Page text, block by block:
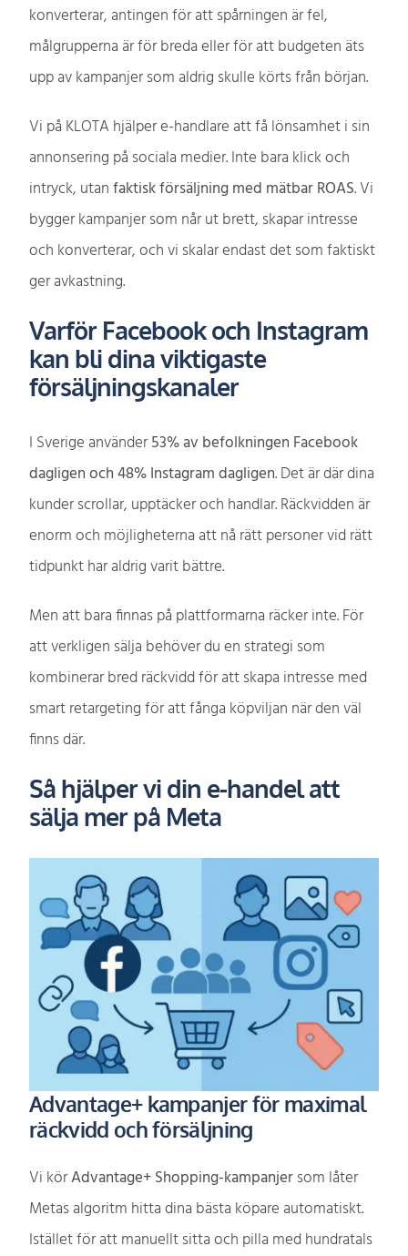
konverterar, antingen för att spårningen är fel,
målgrupperna är för breda eller för att budgeten äts
upp av kampanjer som aldrig skulle körts från början.
Vi på KLOTA hjälper e-handlare att få lönsamhet i sin
annonsering på sociala medier. Inte bara klick och
intryck, utanfaktisk försäljning med mätbar ROAS. Vi
bygger kampanjer som når ut brett, skapar intresse
och konverterar, och vi skalar endast det som faktiskt
ger avkastning.
Varför Facebook och Instagram
kan bli dina viktigaste
försäljningskanaler
I Sverige använder53% av befolkningen Facebook
dagligen och 48% Instagram dagligen. Det är där dina
kunder scrollar, upptäcker och handlar. Räckvidden är
enorm och möjligheterna att nå rätt personer vid rätt
tidpunkt har aldrig varit bättre.
Men att bara finnas på plattformarna räcker inte. För
att verkligen sälja behöver du en strategi som
kombinerar bred räckvidd för att skapa intresse med
smart retargeting för att fånga köpviljan när den väl
finns där.
Så hjälper vi din e-handel att
sälja mer på Meta
Advantage+ kampanjer för maximal
räckvidd och försäljning
Vi körAdvantage+ Shopping-kampanjersom låter
Metas algoritm hitta dina bästa köpare automatiskt.
Istället för att manuellt sitta och pilla med hundratals